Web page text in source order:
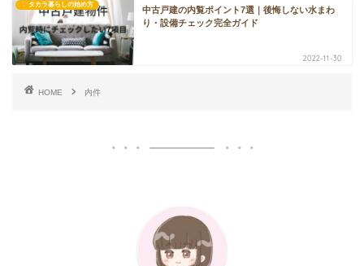
タカラ暮らしの始め方
中古戸建の内覧ポイント7選｜後悔しない水まわ
り・設備チェック完全ガイド
2022-11-30
HOME 内件